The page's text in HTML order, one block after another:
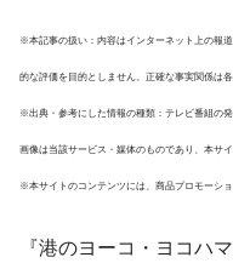
※本記事の扱い：内容はインターネット上の報
的な評価を目的としません。正確な事実関係は
※出典・参考にした情報の種類：テレビ番組の
画像は当該サービス・媒体のものであり、本サ
※本サイトのコンテンツには、商品プロモーショ
『港のヨーコ・ヨコハ